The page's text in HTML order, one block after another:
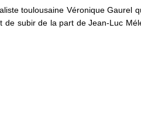
toulousaine Véronique Gaurel
subir de la part de Jean-Luc